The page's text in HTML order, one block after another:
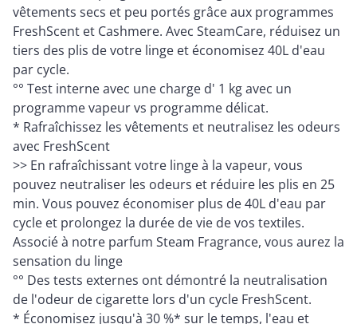
vêtements secs et peu portés grâce aux programmes
FreshScent et Cashmere. Avec SteamCare, réduisez un
tiers des plis de votre linge et économisez 40L d'eau
par cycle.
°° Test interne avec une charge d' 1 kg avec un
programme vapeur vs programme délicat.
* Rafraîchissez les vêtements et neutralisez les odeurs
avec FreshScent
>> En rafraîchissant votre linge à la vapeur, vous
pouvez neutraliser les odeurs et réduire les plis en 25
min. Vous pouvez économiser plus de 40L d'eau par
cycle et prolongez la durée de vie de vos textiles.
Associé à notre parfum Steam Fragrance, vous aurez la
sensation du linge
°° Des tests externes ont démontré la neutralisation
de l'odeur de cigarette lors d'un cycle FreshScent.
* Économisez jusqu'à 30 %* sur le temps, l'eau et